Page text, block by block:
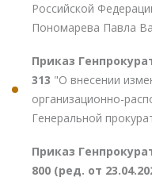
Российской
Пономарева Павла
Приказ
313 "О внесении
организационно-
Генеральной
Приказ
800 (ред. от